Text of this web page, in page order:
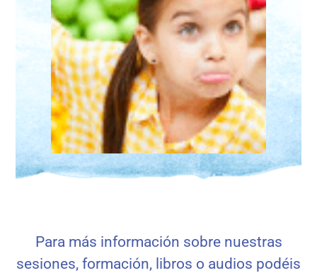
Para más información sobre nuestras
sesiones, formación, libros o audios podéis